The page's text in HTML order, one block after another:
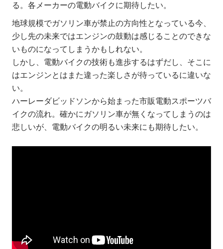
る。各メーカーの電動バイクに期待したい。
地球規模でガソリン車が禁止の方向性となっている今、
少し先の未来ではエンジンの鼓動は感じることのできな
いものになってしまうかもしれない。
しかし、電動バイクの技術も進歩するはずだし、そこに
はエンジンとはまた違った楽しさが待っているに違いな
い。
ハーレーダビッドソンから始まった市販電動スポーツバ
イクの流れ。確かにガソリン車が無くなってしまうのは
悲しいが、電動バイクの明るい未来にも期待したい。